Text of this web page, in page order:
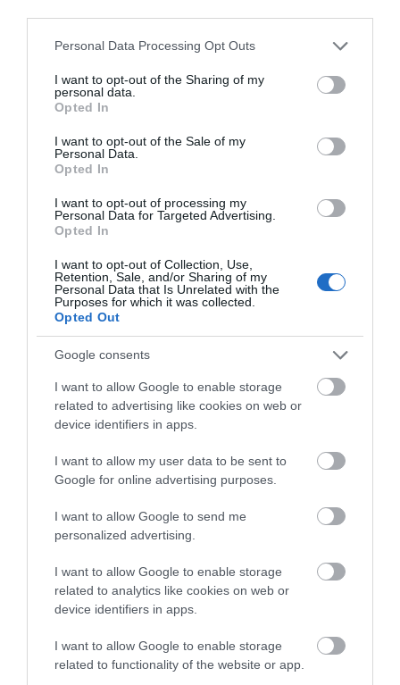
Please note that this website/app uses one or more Google
not limited to your visit or usage behaviour. You may click to
grant or deny consent to Google and its third-party tags to
use your data for below specified purposes in below Google
consent section.
Personal Data Processing Opt Outs
I want to opt-out of the Sharing of my
personal data.
Opted In
I want to opt-out of the Sale of my
Personal Data.
Opted In
I want to opt-out of processing my
Personal Data for Targeted Advertising.
Opted In
I want to opt-out of Collection, Use,
Retention, Sale, and/or Sharing of my
Personal Data that Is Unrelated with the
Purposes for which it was collected.
Opted Out
Google consents
I want to allow Google to enable storage
related to advertising like cookies on web or
device identifiers in apps.
I want to allow my user data to be sent to
Google for online advertising purposes.
I want to allow Google to send me
personalized advertising.
I want to allow Google to enable storage
related to analytics like cookies on web or
device identifiers in apps.
I want to allow Google to enable storage
related to functionality of the website or app.
Willian Pacho (PSG).
Moisés Caicedose perfila como un fichaje obligatorio e
interesantísimo para Comunio.com gracias a su regularidad
llegada al área desde la medular. Tampoco hay que perder
de vista a Enner Valencia, quien a sus 36 años jugará su
y 2022 anotó 3 tantos.
Paraguay en el Mundial 2026: ¿Cuál será su once
titular?
Paraguay está en el Grupo D del
titular del equipo sudamericano?
Posible 11 titular
Galindez
Ordoñez – Pacho – Hincapié – Estupiñán
Yeboah – Plata – Minda
Valencia
compromisos por una notable flexibilidad táctica, alternando
una línea de cuatro defensores con un sistema de tres